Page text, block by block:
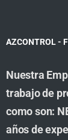
AZCONTROL -
Nuestra
trabajo de
como son:
años de